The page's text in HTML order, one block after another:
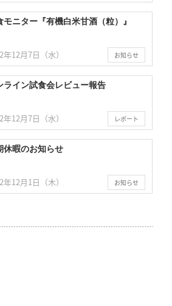
モニター『有機白米甘酒（粒）』
年12月7日（水） お知らせ
ライン試食会レビュー報告
年12月7日（水） レポート
休暇のお知らせ
年12月1日（木） お知らせ